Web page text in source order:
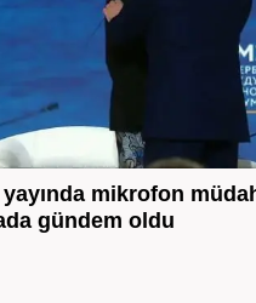
mikrofon
gündem oldu